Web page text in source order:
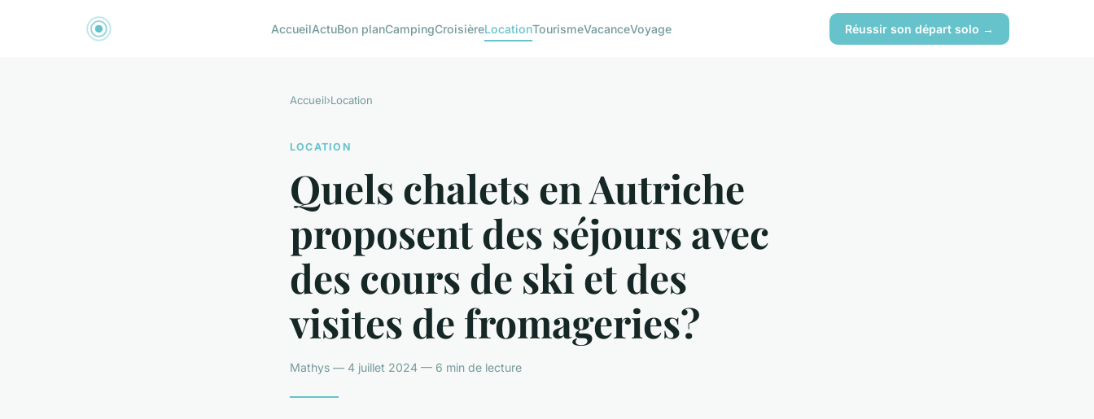
AccueilActuBon planCampingCroisièreLocationTourismeVacanceVoyage Réussir son départ solo →
Accueil›Location
LOCATION
Quels chalets en Autriche
proposent des séjours avec
des cours de ski et des
visites de fromageries?
Mathys — 4 juillet 2024 — 6 min de lecture